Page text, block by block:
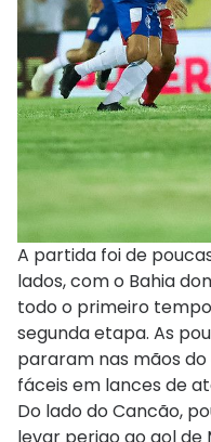
A partida foi de
lados, com o Bahia
todo o primeiro
segunda etapa. As
pararam nas mãos
fáceis em lances de
Do lado do Cancão,